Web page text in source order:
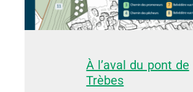
À l’aval du pont de
Trèbes